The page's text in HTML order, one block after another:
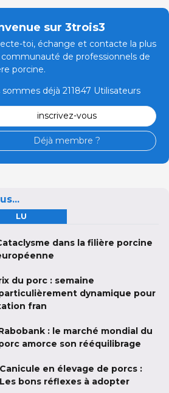
sur 3trois3
toi, échange et contacte la plus
communauté de professionnels de
porcine.
sommes déjà 211847 Utilisateurs
inscrivez-vous
Déjà membre ?
LU
dans la filière porcine
du porc : semaine
dynamique pour
fran
: le marché mondial du
amorce son rééquilibrage
Canicule en élevage de porcs :
Les bons réflexes à adopter